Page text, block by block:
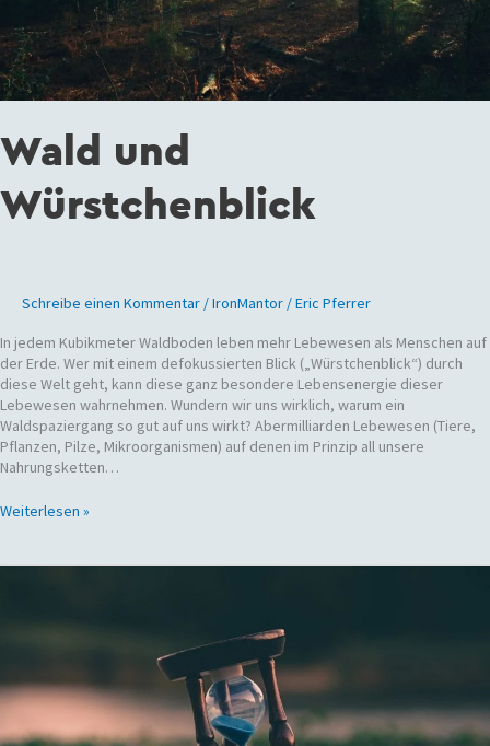
Wald und
Würstchenblick
Schreibe einen Kommentar /IronMantor /Eric Pferrer
In jedem Kubikmeter Waldboden leben mehr Lebewesen als Menschen auf
der Erde. Wer mit einem defokussierten Blick („Würstchenblick“) durch
diese Welt geht, kann diese ganz besondere Lebensenergie dieser
Lebewesen wahrnehmen. Wundern wir uns wirklich, warum ein
Waldspaziergang so gut auf uns wirkt? Abermilliarden Lebewesen (Tiere,
Pflanzen, Pilze, Mikroorganismen) auf denen im Prinzip all unsere
Nahrungsketten…
Weiterlesen »
wenn
wir
wären